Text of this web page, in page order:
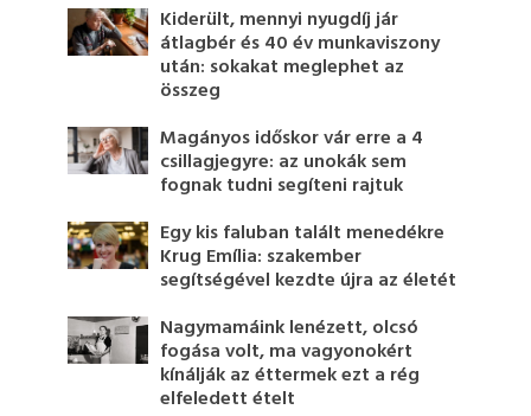
Kiderült, mennyi nyugdíj jár
átlagbér és 40 év munkaviszony
után: sokakat meglephet az
összeg
Magányos időskor vár erre a 4
csillagjegyre: az unokák sem
fognak tudni segíteni rajtuk
Egy kis faluban talált menedékre
Krug Emília: szakember
segítségével kezdte újra az életét
Nagymamáink lenézett, olcsó
fogása volt, ma vagyonokért
kínálják az éttermek ezt a rég
elfeledett ételt